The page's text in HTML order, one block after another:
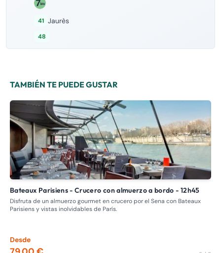
41 Jaurès
48
TAMBIÉN TE PUEDE GUSTAR
Bateaux Parisiens - Crucero con almuerzo a bordo - 12h45
Disfruta de un almuerzo gourmet en crucero por el Sena con Bateaux
Parisiens y vistas inolvidables de París.
Desde